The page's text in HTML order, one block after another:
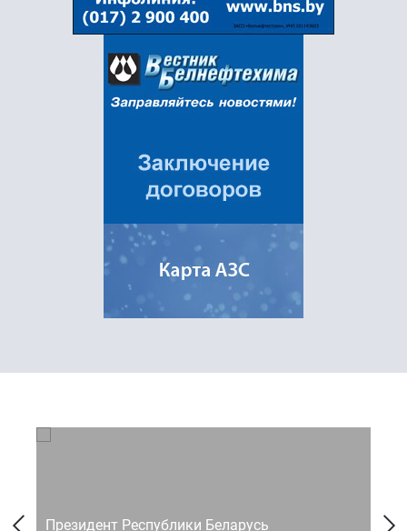
Президент Республики Беларусь